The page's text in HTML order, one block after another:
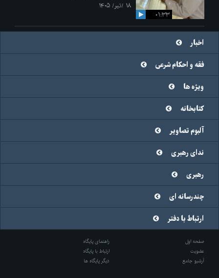
۰۱:۳۳
۱۸ /تیر/ ۱۴۰۵
اخبار
فقه و احکام شرعی
ویژه ها
کتابخانه
آلبوم تصاویر
ندای رهبری
رهبری
چندرسانه ای
ارتباط با دفتر
صفحه اول
راهنمای پایگاه
عضویت
ارتباط با پایگاه
آرشیو جامع
دیگر پایگاه ها